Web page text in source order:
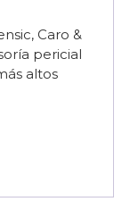
Caro &
pericial
altos